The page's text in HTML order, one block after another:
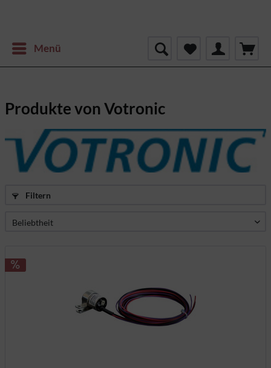
Menü
Produkte von Votronic
Filtern